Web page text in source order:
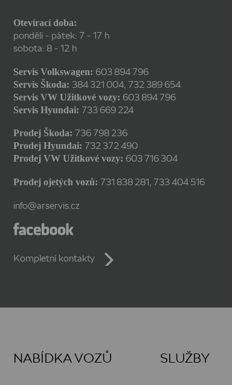
Otevírací doba:
pondělí - pátek: 7 - 17 h
sobota: 8 - 12 h
Servis Volkswagen: 603 894 796
Servis Škoda: 384 321 004, 732 389 654
Servis VW Užitkové vozy: 603 894 796
Servis Hyundai: 733 669 224
Prodej Škoda: 736 798 236
Prodej Hyundai: 732 372 490
Prodej VW Užitkové vozy: 603 716 304
Prodej ojetých vozů: 731 838 281, 733 404 516
info@arservis.cz
Kompletní kontakty
NABÍDKA VOZŮ SLUŽBY